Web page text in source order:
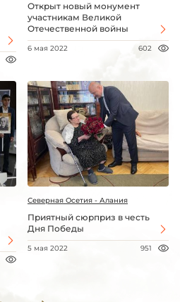
Открыт новый монумент
участникам Великой
Отечественной войны
6 мая 2022 602
Северная Осетия - Алания
Приятный сюрприз в честь
Дня Победы
5 мая 2022 951